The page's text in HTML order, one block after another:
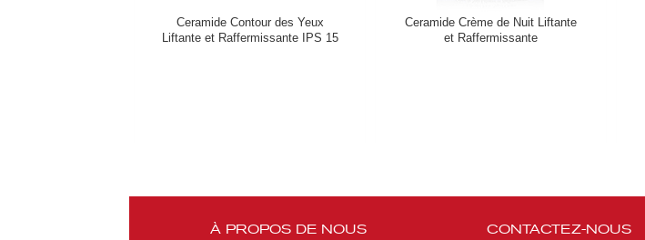
Ceramide Contour des Yeux
Liftante et Raffermissante IPS 15
Ceramide Crème de Nuit Liftante
et Raffermissante
À PROPOS DE NOUS CONTACTEZ-NOUS